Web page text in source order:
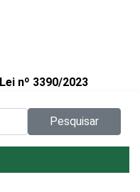
Lei nº 3390/2023
Pesquisar